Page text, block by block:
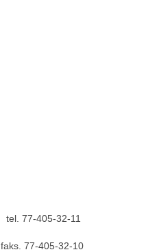
tel. 77-405-32-11
faks. 77-405-32-10